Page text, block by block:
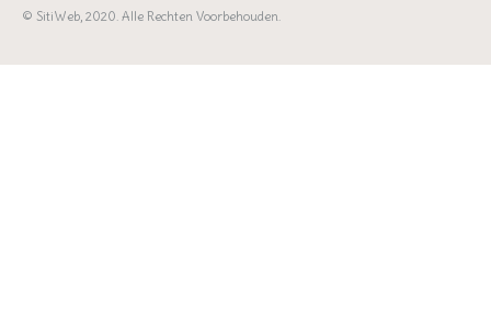
© SitiWeb, 2020. Alle Rechten Voorbehouden.